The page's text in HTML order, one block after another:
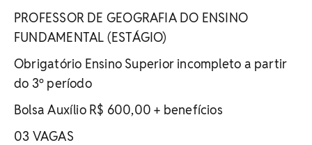
PROFESSOR DE GEOGRAFIA DO ENSINO
FUNDAMENTAL (ESTÁGIO)
Obrigatório Ensino Superior incompleto a partir
do 3º período
Bolsa Auxílio R$ 600,00 + benefícios
03 VAGAS